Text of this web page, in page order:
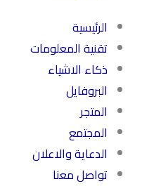
الرئيسية
تقنية المعلومات
ذكاء الاشياء
البروفايل
المتجر
المجتمع
الدعاية والاعلان
تواصل معنا